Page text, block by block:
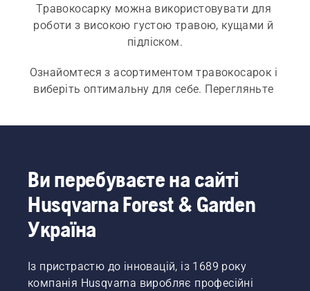
Травокосарку можна використовувати для
роботи з високою густою травою, кущами й
підліском.
Ознайомтеся з асортиментом травокосарок і
виберіть оптимальну для себе. Перегляньте
кущорізи, бензинові кущорізи
та
Ви перебуваєте на сайті
Husqvarna Forest & Garden
Україна
Із пристрастю до інновацій, із 1689 року
компанія Husqvarna виробляє професійні